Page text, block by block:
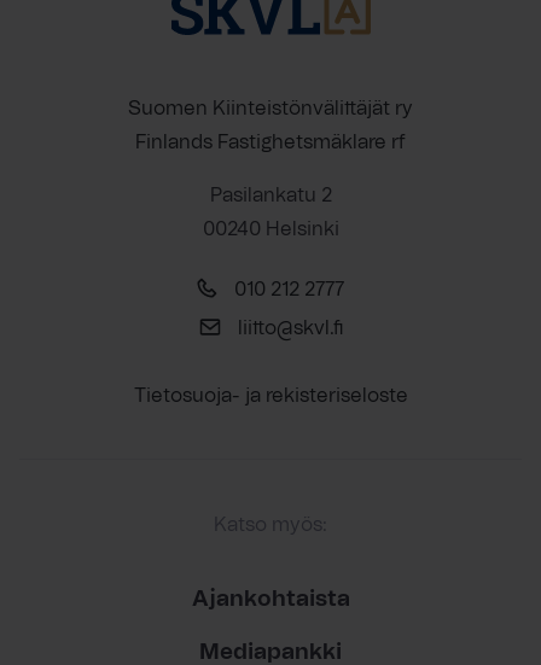
Suomen Kiinteistönvälittäjät ry
Finlands Fastighetsmäklare rf
Pasilankatu 2
00240 Helsinki
010 212 2777
liitto@skvl.fi
Tietosuoja- ja rekisteriseloste
Katso myös:
Ajankohtaista
Mediapankki